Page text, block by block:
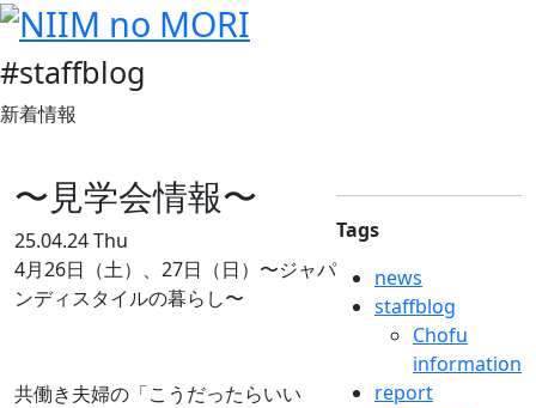
#staffblog
新着情報
〜見学会情報〜
25.04.24 Thu
4月26日（土）、27日（日）〜ジャパ
ンディスタイルの暮らし〜
共働き夫婦の「こうだったらいい
Tags
news
staffblog
Chofu
information
report